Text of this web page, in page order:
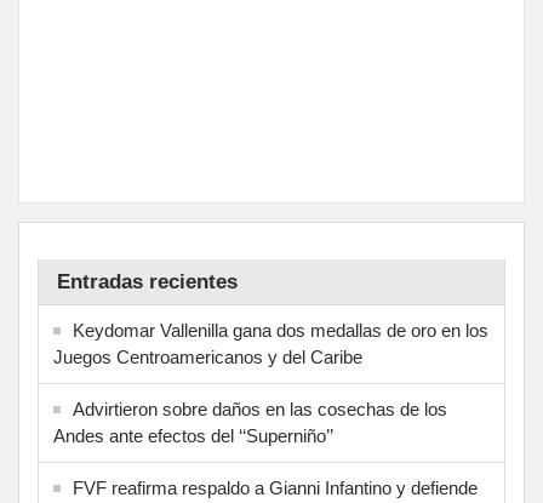
Entradas recientes
Keydomar Vallenilla gana dos medallas de oro en los
Juegos Centroamericanos y del Caribe
Advirtieron sobre daños en las cosechas de los
Andes ante efectos del ‘‘Superniño’’
FVF reafirma respaldo a Gianni Infantino y defiende